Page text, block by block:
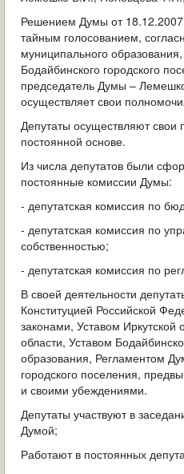
Решением Думы от
тайным голосованием,
муниципального
Бодайбинского городского
председатель Думы –
осуществляет свои
Депутаты осуществляют свои
постоянной основе.
Из числа депутатов были
постоянные комиссии Думы:
- депутатская комиссия по
- депутатская комиссия по
собственностью;
- депутатская комиссия по
В своей деятельности
Конституцией Российской
законами, Уставом Иркутской
области, Уставом
образования, Регламентом
городского поселения,
и своими убеждениями.
Депутаты участвуют в
Думой;
Работают в постоянных